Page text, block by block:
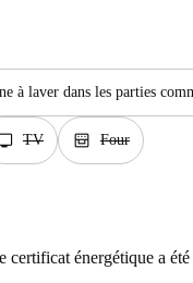
à laver dans les parties
TV oven_gen Four
certificat énergétique a